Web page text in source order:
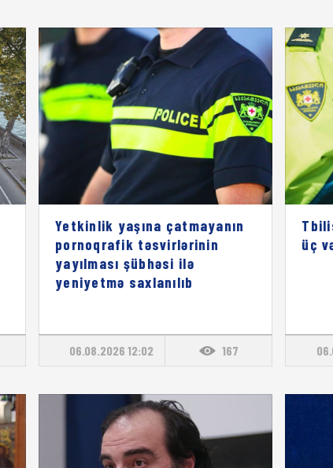
Yetkinlik yaşına çatmayanın
pornoqrafik təsvirlərinin
yayılması şübhəsi ilə
yeniyetmə saxlanılıb
06.08.2026 12:02 167
üç